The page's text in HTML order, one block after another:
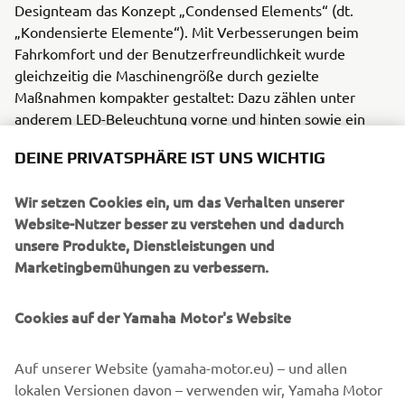
Designteam das Konzept „Condensed Elements“ (dt.
„Kondensierte Elemente“). Mit Verbesserungen beim
Fahrkomfort und der Benutzerfreundlichkeit wurde
gleichzeitig die Maschinengröße durch gezielte
Maßnahmen kompakter gestaltet: Dazu zählen unter
anderem LED-Beleuchtung vorne und hinten sowie ein
NMAX 125 Tech MAX ist die Premium-Version und bietet
besonders hochwertigen Sitz und eine noch edlere
Farbgestaltung.
Die Red Dot Design Awards, organisiert vom Design
weltweit als eine der renommiertesten Auszeichnungen
Zur Yamaha Motor Design Award Website
DEINE PRIVATSPHÄRE IST UNS WICHTIG
Wir setzen Cookies ein, um das Verhalten unserer
Website-Nutzer besser zu verstehen und dadurch
unsere Produkte, Dienstleistungen und
Marketingbemühungen zu verbessern.
Cookies auf der Yamaha Motor's Website
Auf unserer Website (yamaha-motor.eu) – und allen
lokalen Versionen davon – verwenden wir, Yamaha Motor